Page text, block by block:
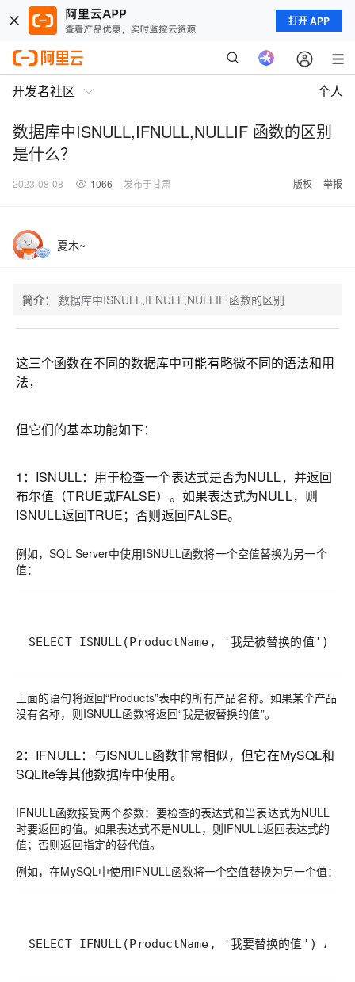
打开 APP
开发者社区 个人
数据库中ISNULL,IFNULL,NULLIF 函数的区别
是什么？
2023-08-08 1066 发布于甘肃 版权 举报
夏木~
简介： 数据库中ISNULL,IFNULL,NULLIF 函数的区别
这三个函数在不同的数据库中可能有略微不同的语法和用
法，
但它们的基本功能如下：
1：ISNULL：用于检查一个表达式是否为NULL，并返回
布尔值（TRUE或FALSE）。如果表达式为NULL，则
ISNULL返回TRUE；否则返回FALSE。
例如，SQL Server中使用ISNULL函数将一个空值替换为另一个
值：
上面的语句将返回“Products”表中的所有产品名称。如果某个产品
没有名称，则ISNULL函数将返回“我是被替换的值”。
2：IFNULL：与ISNULL函数非常相似，但它在MySQL和
SQLite等其他数据库中使用。
IFNULL函数接受两个参数：要检查的表达式和当表达式为NULL
时要返回的值。如果表达式不是NULL，则IFNULL返回表达式的
值；否则返回指定的替代值。
例如，在MySQL中使用IFNULL函数将一个空值替换为另一个值：